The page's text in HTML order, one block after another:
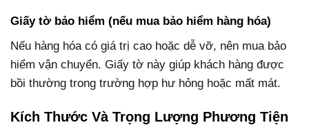
Giấy tờ bảo hiểm (nếu mua bảo hiểm hàng hóa)
Nếu hàng hóa có giá trị cao hoặc dễ vỡ, nên mua bảo
hiểm vận chuyển. Giấy tờ này giúp khách hàng được
bồi thường trong trường hợp hư hỏng hoặc mất mát.
Kích Thước Và Trọng Lượng Phương Tiện